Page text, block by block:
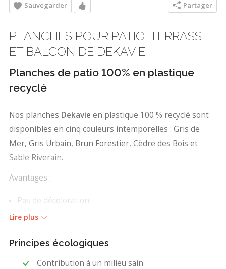
Sauvegarder Partager
PLANCHES POUR PATIO, TERRASSE
ET BALCON DE DEKAVIE
Planches de patio 100% en plastique
recyclé
Nos planches Dekavie en plastique 100 % recyclé sont
disponibles en cinq couleurs intemporelles : Gris de
Mer, Gris Urbain, Brun Forestier, Cèdre des Bois et
Sable Riverain.
Avantages :
Pas de décoloration
Pas de moisissure
Pas de peinture ou teinture à refaire
Lire plus
Principes écologiques
Contribution à un milieu sain